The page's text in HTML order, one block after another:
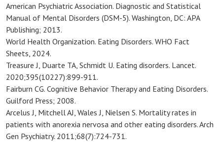
American Psychiatric Association. Diagnostic and Statistical
Manual of Mental Disorders (DSM-5). Washington, DC: APA
Publishing; 2013.
World Health Organization. Eating Disorders. WHO Fact
Sheets, 2024.
Treasure J, Duarte TA, Schmidt U. Eating disorders. Lancet.
2020;395(10227):899-911.
Fairburn CG. Cognitive Behavior Therapy and Eating Disorders.
Guilford Press; 2008.
Arcelus J, Mitchell AJ, Wales J, Nielsen S. Mortality rates in
patients with anorexia nervosa and other eating disorders. Arch
Gen Psychiatry. 2011;68(7):724-731.